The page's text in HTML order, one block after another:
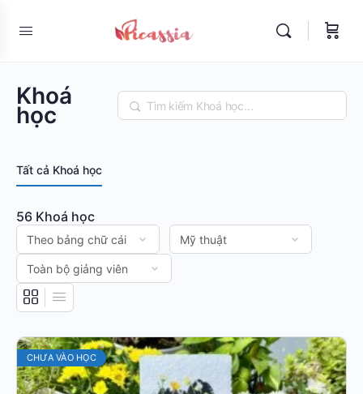
Khoá
học
Tìm
kiếm
Tất cả Khoá học
56 Khoá học
CHƯA VÀO HỌC